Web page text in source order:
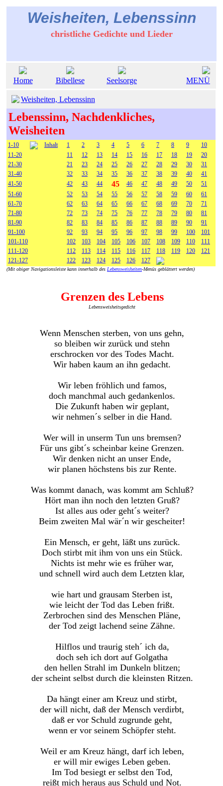
Weisheiten, Lebenssinn
christliche Gedichte und Lieder
Home Bibellese Seelsorge MENÜ
Weisheiten, Lebenssinn
Lebenssinn, Nachdenkliches,
Weisheiten
1-10 Inhalt 1 2 3 4 5 6 7 8 9
10
11-20
11 12 13 14 15 16 17 18 19
20
21-30
21 23 24 25 26 27 28 29 30
31
31-40
32 33 34 35 36 37 38 39 40
41
41-50
42 43 44 45 46 47 48 49 50
51
51-60
52 53 54 55 56 57 58 59 60
61
61-70
62 63 64 65 66 67 68 69 70
71
71-80
72 73 74 75 76 77 78 79 80
81
81-90
82 83 84 85 86 87 88 89 90
91
91-100
92 93 94 95 96 97 98 99 100
101
101-110
102 103 104 105 106 107 108 109 110
111
111-120
112 113 114 115 116 117 118 119 120
121
121-127
122 123 124 125 126 127
(Mit obiger Navigationsleiste kann innerhalb des Lebensweisheiten-Menüs geblättert werden)
Grenzen des Lebens
Lebensweisheitsgedicht
Wenn Menschen sterben, von uns gehn,
so bleiben wir zurück und stehn
erschrocken vor des Todes Macht.
Wir haben kaum an ihn gedacht.
Wir leben fröhlich und famos,
doch manchmal auch gedankenlos.
Die Zukunft haben wir geplant,
wir nehmen´s selber in die Hand.
Wer will in unserm Tun uns bremsen?
Für uns gibt´s scheinbar keine Grenzen.
Wir denken nicht an unser Ende,
wir planen höchstens bis zur Rente.
Was kommt danach, was kommt am Schluß?
Hört man ihn noch den letzten Gruß?
Ist alles aus oder geht´s weiter?
Beim zweiten Mal wär´n wir gescheiter!
Ein Mensch, er geht, läßt uns zurück.
Doch stirbt mit ihm von uns ein Stück.
Nichts ist mehr wie es früher war,
und schnell wird auch dem Letzten klar,
wie hart und grausam Sterben ist,
wie leicht der Tod das Leben frißt.
Zerbrochen sind des Menschen Pläne,
der Tod zeigt lachend seine Zähne.
Hilflos und traurig steh´ ich da,
doch seh ich dort auf Golgatha
den hellen Strahl im Dunkeln blitzen;
der scheint selbst durch die kleinsten Ritzen.
Da hängt einer am Kreuz und stirbt,
der will nicht, daß der Mensch verdirbt,
daß er vor Schuld zugrunde geht,
wenn er vor seinem Schöpfer steht.
Weil er am Kreuz hängt, darf ich leben,
er will mir ewiges Leben geben.
Im Tod besiegt er selbst den Tod,
reißt mich heraus aus Schuld und Not.